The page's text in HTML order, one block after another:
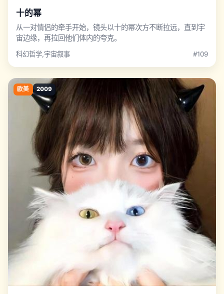
十的幂
从一对情侣的牵手开始，镜头以十的幂次方不断拉远，直到宇
宙边缘，再拉回他们体内的夸克。
科幻哲学,宇宙叙事 #109
欧美 2009